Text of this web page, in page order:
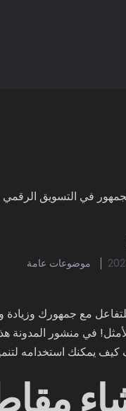
موضوعات عامة
مع جمهورك وزيادة
في منشور المدونة
يمكنك استخدامه